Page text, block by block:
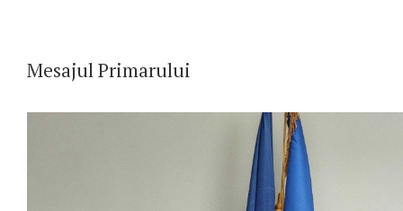
Mesajul Primarului